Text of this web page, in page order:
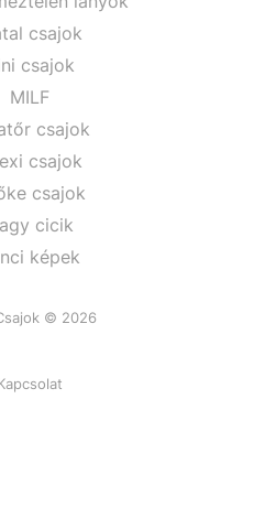
csajok
csajok
MILF
csajok
csajok
csajok
cicik
képek
© 2026